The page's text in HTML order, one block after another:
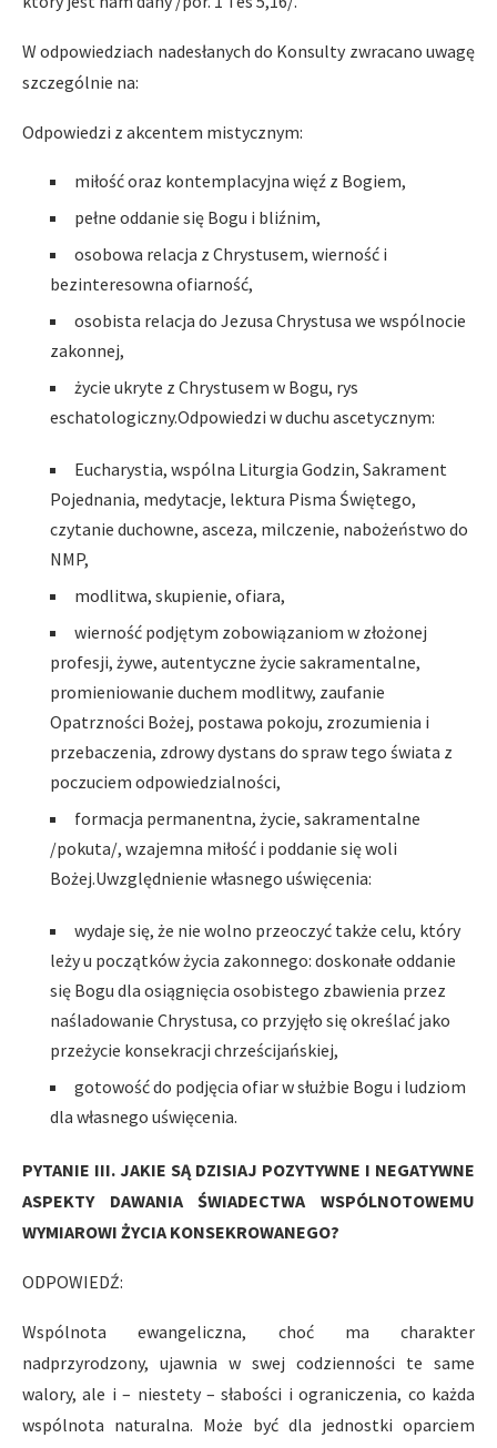
W odpowiedziach nadesłanych do Konsulty zwracano uwagę
szczególnie na:
Odpowiedzi z akcentem mistycznym:
miłość oraz kontemplacyjna więź z Bogiem,
pełne oddanie się Bogu i bliźnim,
osobowa relacja z Chrystusem, wierność i
bezinteresowna ofiarność,
osobista relacja do Jezusa Chrystusa we wspólnocie
zakonnej,
życie ukryte z Chrystusem w Bogu, rys
eschatologiczny.Odpowiedzi w duchu ascetycznym:
Eucharystia, wspólna Liturgia Godzin, Sakrament
Pojednania, medytacje, lektura Pisma Świętego,
czytanie duchowne, asceza, milczenie, nabożeństwo do
NMP,
modlitwa, skupienie, ofiara,
wierność podjętym zobowiązaniom w złożonej
profesji, żywe, autentyczne życie sakramentalne,
promieniowanie duchem modlitwy, zaufanie
Opatrzności Bożej, postawa pokoju, zrozumienia i
przebaczenia, zdrowy dystans do spraw tego świata z
poczuciem odpowiedzialności,
formacja permanentna, życie, sakramentalne
/pokuta/, wzajemna miłość i poddanie się woli
Bożej.Uwzględnienie własnego uświęcenia:
wydaje się, że nie wolno przeoczyć także celu, który
leży u początków życia zakonnego: doskonałe oddanie
się Bogu dla osiągnięcia osobistego zbawienia przez
naśladowanie Chrystusa, co przyjęło się określać jako
przeżycie konsekracji chrześcijańskiej,
gotowość do podjęcia ofiar w służbie Bogu i ludziom
dla własnego uświęcenia.
PYTANIE III. JAKIE SĄ DZISIAJ POZYTYWNE I NEGATYWNE
ASPEKTY DAWANIA ŚWIADECTWA WSPÓLNOTOWEMU
WYMIAROWI ŻYCIA KONSEKROWANEGO?
ODPOWIEDŹ:
Wspólnota ewangeliczna, choć ma charakter
nadprzyrodzony, ujawnia w swej codzienności te same
walory, ale i – niestety – słabości i ograniczenia, co każda
wspólnota naturalna. Może być dla jednostki oparciem